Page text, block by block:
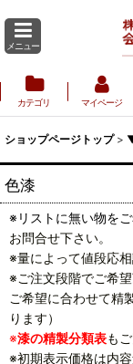
メニュー
カテゴリ マイページ
ショップページトップ >
色漆
※リストに無い物を
お問合せ下さい。
※量によって値段応
※ご注文段階でご希
ご希望に合わせて精
ります）
※漆の精製分類表も
※初期表示価格は内